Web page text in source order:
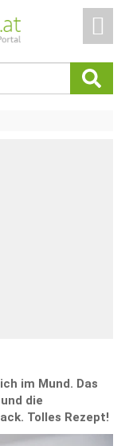
im Mund. Das
die
Tolles Rezept!